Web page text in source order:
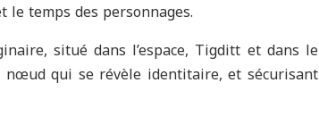
le temps des personnages.
situé dans l’espace, Tigditt et dans le
qui se révèle identitaire, et sécurisant